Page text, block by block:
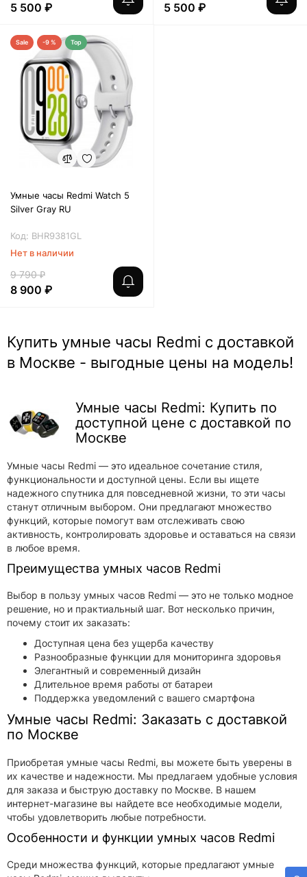
5 500 ₽ 5 500 ₽
Sale -9 % Top
Умные часы Redmi Watch 5
Silver Gray RU
Код: BHR9381GL
Нет в наличии
9 790 ₽
8 900 ₽
Купить умные часы Redmi с доставкой
в Москве - выгодные цены на модель!
Умные часы Redmi: Купить по
доступной цене с доставкой по
Москве
Умные часы Redmi — это идеальное сочетание стиля,
функциональности и доступной цены. Если вы ищете
надежного спутника для повседневной жизни, то эти часы
станут отличным выбором. Они предлагают множество
функций, которые помогут вам отслеживать свою
активность, контролировать здоровье и оставаться на связи
в любое время.
Преимущества умных часов Redmi
Выбор в пользу умных часов Redmi — это не только модное
решение, но и практиальный шаг. Вот несколько причин,
почему стоит их заказать:
Доступная цена без ущерба качеству
Разнообразные функции для мониторинга здоровья
Элегантный и современный дизайн
Длительное время работы от батареи
Поддержка уведомлений с вашего смартфона
Умные часы Redmi: Заказать с доставкой
по Москве
Приобретая умные часы Redmi, вы можете быть уверены в
их качестве и надежности. Мы предлагаем удобные условия
для заказа и быструю доставку по Москве. В нашем
интернет-магазине вы найдете все необходимые модели,
чтобы удовлетворить любые потребности.
Особенности и функции умных часов Redmi
Среди множества функций, которые предлагают умные